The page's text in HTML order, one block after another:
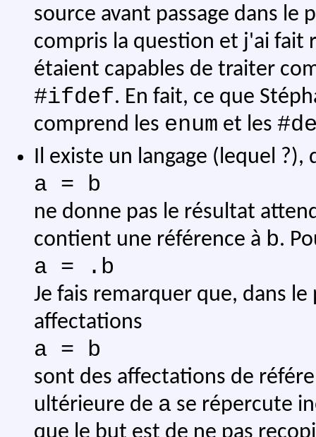
source avant passage dans le
compris la question et j'ai fait
étaient capables de traiter
#ifdef. En fait, ce que
comprend les enum et les
Il existe un langage (lequel ?),
a = b
ne donne pas le résultat
contient une référence à b.
a = .b
Je fais remarquer que, dans
affectations
a = b
sont des affectations de
ultérieure de a se répercute